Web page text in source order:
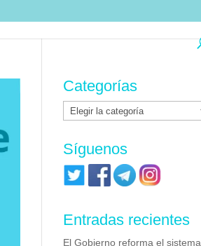
Categorías
Categorías
Síguenos
Entradas recientes
El Gobierno reforma el sistema